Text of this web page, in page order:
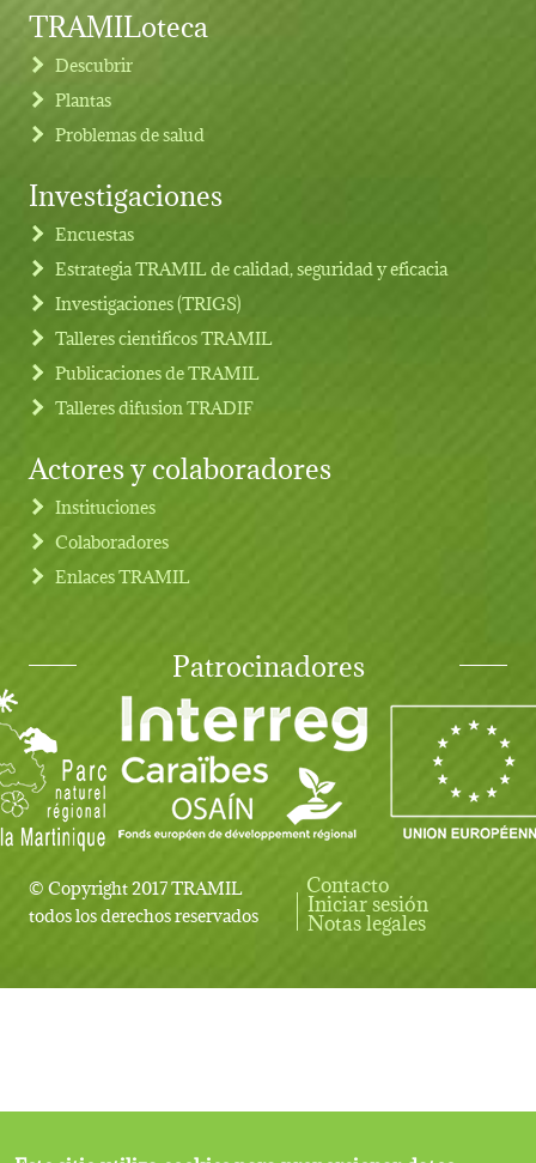
Footer menu
TRAMILoteca
Descubrir
Plantas
Problemas de salud
Investigaciones
Encuestas
Estrategia TRAMIL de calidad, seguridad y eficacia
Investigaciones (TRIGS)
Talleres cientificos TRAMIL
Publicaciones de TRAMIL
Talleres difusion TRADIF
Actores y colaboradores
Instituciones
Colaboradores
Enlaces TRAMIL
Patrocinadores
© Copyright 2017 TRAMIL
todos los derechos reservados
User account menu
Contacto
Iniciar sesión
Notas legales